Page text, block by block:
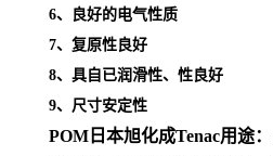
6、良好的电气性质
7、复原性良好
8、具自已润滑性、性良好
9、尺寸安定性
POM日本旭化成Tenac用途：